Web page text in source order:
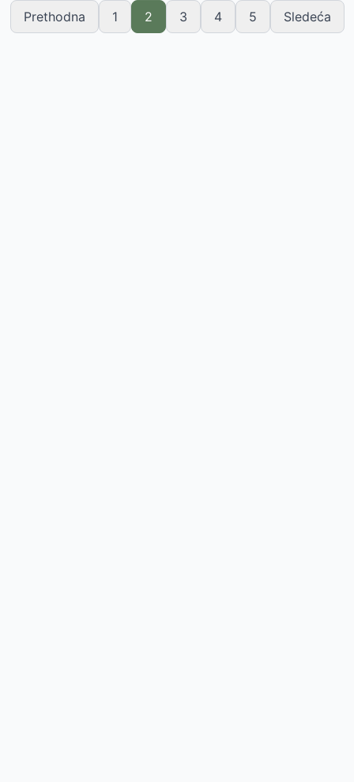
Prethodna 1 2 3 4 5 Sledeća